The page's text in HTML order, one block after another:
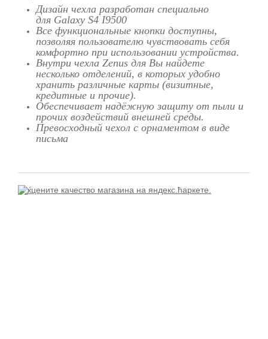
Дизайн чехла разработан специально
для Galaxy S4 I9500
Все функциональные кнопки доступны,
позволяя пользователю чувствовать себя
комфортно при использовании устройства.
Внутри чехла Zenus для Вы найдете
несколько отделений, в которых удобно
хранить различные карты (визитные,
кредитные и прочие).
Обеспечивает надёжную защиту от пыли и
прочих воздействий внешней среды.
Превосходный чехол с орнаментом в виде
письма